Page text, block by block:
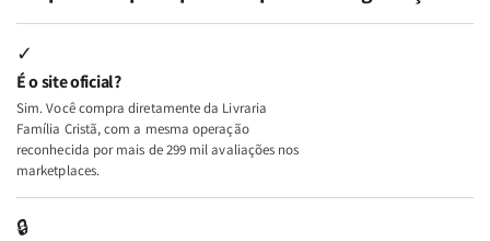
Lutas
e
Deus
+
A
Mulher
Lutas
+
A
Segundo
Segundo
✓
É o site oficial?
Sim. Você compra diretamente da Livraria
Família Cristã, com a mesma operação
reconhecida por mais de 299 mil avaliações nos
marketplaces.
🔒